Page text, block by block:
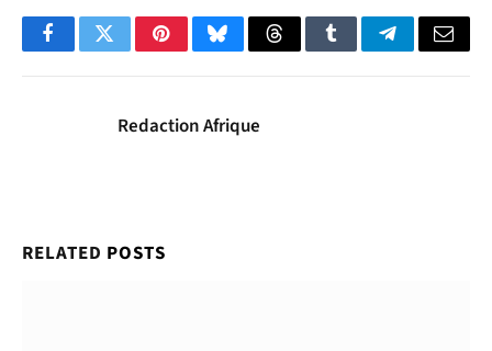
FacebookTwitterPinterestBlueskyThreadsTumblrTelegramEmail
Redaction Afrique
RELATED POSTS